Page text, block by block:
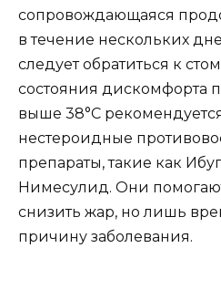
сопровождающаяся
в течение нескольких
следует обратиться к
состояния дискомфорта
выше 38°C
нестероидные
препараты, такие как
Нимесулид. Они
снизить жар, но лишь
причину заболевания.